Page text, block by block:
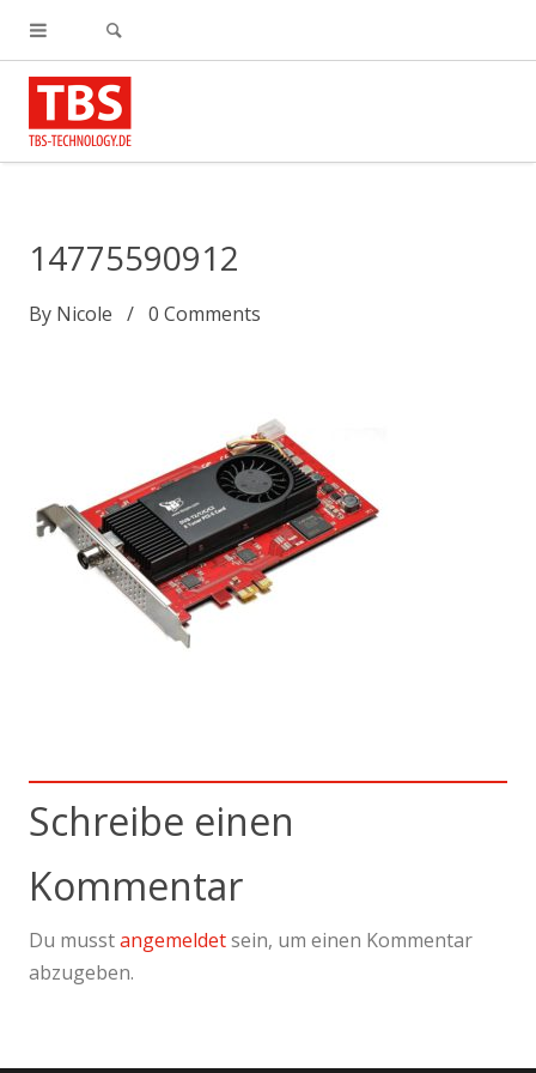
14775590912
By Nicole 0 Comments
Schreibe einen
Kommentar
Du musstangemeldetsein, um einen Kommentar
abzugeben.